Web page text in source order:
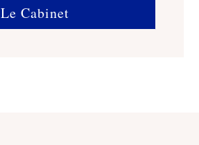
Le Cabinet